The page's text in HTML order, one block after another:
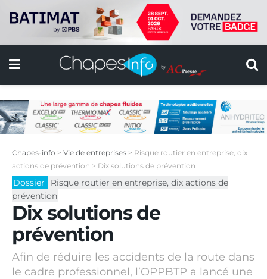
Chapes-info > Vie de entreprises > Risque routier en entreprise, dix
actions de prévention > Dix solutions de prévention
Dossier
Risque routier en entreprise, dix actions de
prévention
Dix solutions de
prévention
Afin de réduire les accidents de la route dans
le cadre professionnel, l’OPPBTP a lancé une